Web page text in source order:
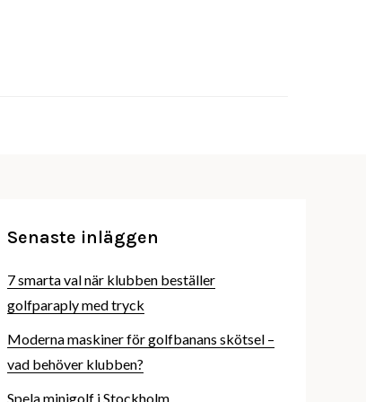
Senaste inläggen
7 smarta val när klubben beställer
golfparaply med tryck
Moderna maskiner för golfbanans skötsel –
vad behöver klubben?
Spela minigolf i Stockholm